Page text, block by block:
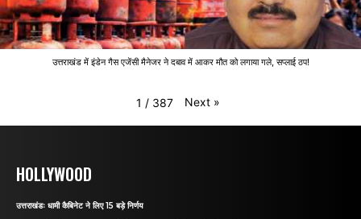
उत्तराखंड में इंडेन गैस एजेंसी मैनेजर ने दबाव में आकर मौत को लगाया गले, सप्लाई ठप!
1 / 387 Next »
HOLLYWOOD
उत्तराखंडः धामी कैबिनेट ने लिए 15 बड़े निर्णय